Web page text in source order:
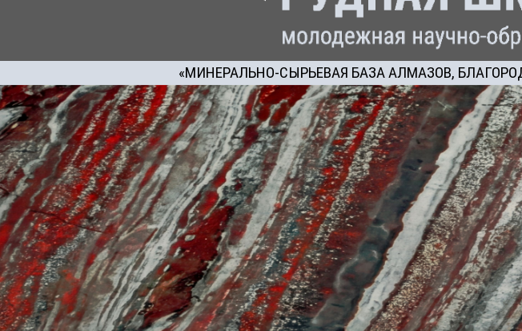
«МИНЕРАЛЬНО-СЫРЬЕВАЯ БАЗА АЛМАЗОВ,